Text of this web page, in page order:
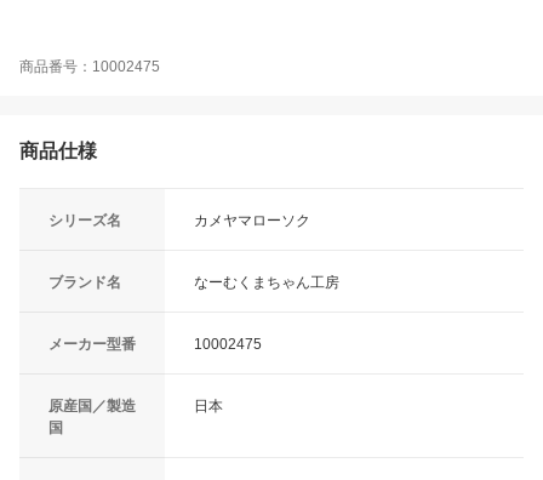
商品番号：10002475
商品仕様
シリーズ名 カメヤマローソク
ブランド名 なーむくまちゃん工房
メーカー型番 10002475
原産国／製造
国
日本